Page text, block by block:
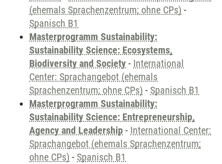
(ehemals Sprachenzentrum; ohne CPs) -
Spanisch B1
Masterprogramm Sustainability:
Sustainability Science: Ecosystems,
Biodiversity and Society - International
Center: Sprachangebot (ehemals
Sprachenzentrum; ohne CPs) - Spanisch B1
Masterprogramm Sustainability:
Sustainability Science: Entrepreneurship,
Agency and Leadership - International Center:
Sprachangebot (ehemals Sprachenzentrum;
ohne CPs) - Spanisch B1